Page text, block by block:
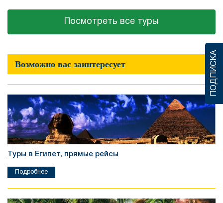
Посмотреть все туры
Возможно вас заинтересует
Туры в Египет, прямые рейсы
Подробнее
ПОДПИСКА